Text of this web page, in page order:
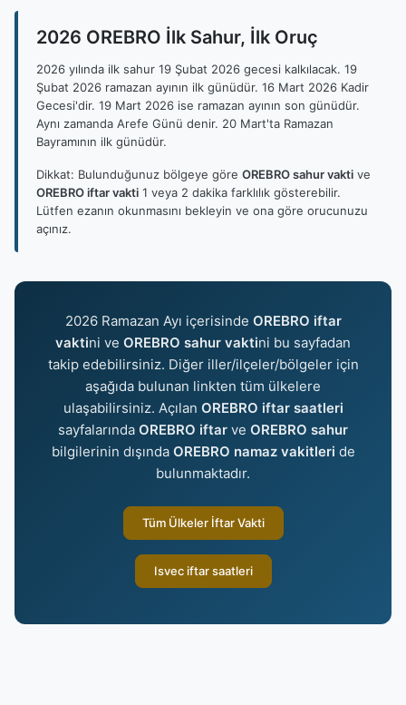
2026 OREBRO İlk Sahur, İlk Oruç
2026 yılında ilk sahur 19 Şubat 2026 gecesi kalkılacak. 19
Şubat 2026 ramazan ayının ilk günüdür. 16 Mart 2026 Kadir
Gecesi'dir. 19 Mart 2026 ise ramazan ayının son günüdür.
Aynı zamanda Arefe Günü denir. 20 Mart'ta Ramazan
Bayramının ilk günüdür.
Dikkat: Bulunduğunuz bölgeye göre OREBRO sahur vakti ve
OREBRO iftar vakti 1 veya 2 dakika farklılık gösterebilir.
Lütfen ezanın okunmasını bekleyin ve ona göre orucunuzu
açınız.
2026 Ramazan Ayı içerisinde OREBRO iftar
vaktini ve OREBRO sahur vaktini bu sayfadan
takip edebilirsiniz. Diğer iller/ilçeler/bölgeler için
aşağıda bulunan linkten tüm ülkelere
ulaşabilirsiniz. Açılan OREBRO iftar saatleri
sayfalarında OREBRO iftar ve OREBRO sahur
bilgilerinin dışında OREBRO namaz vakitleri de
bulunmaktadır.
Tüm Ülkeler İftar Vakti
Isvec iftar saatleri